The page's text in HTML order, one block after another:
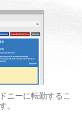
ニーに転勤するこ
。